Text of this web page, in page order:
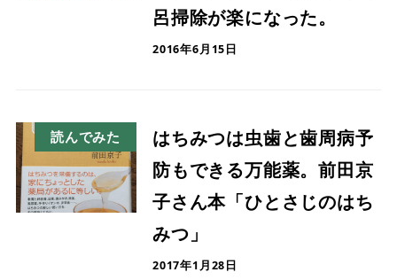
呂掃除が楽になった。
2016年6月15日
読んでみた
はちみつは虫歯と歯周病予
防もできる万能薬。前田京
子さん本「ひとさじのはち
みつ」
2017年1月28日